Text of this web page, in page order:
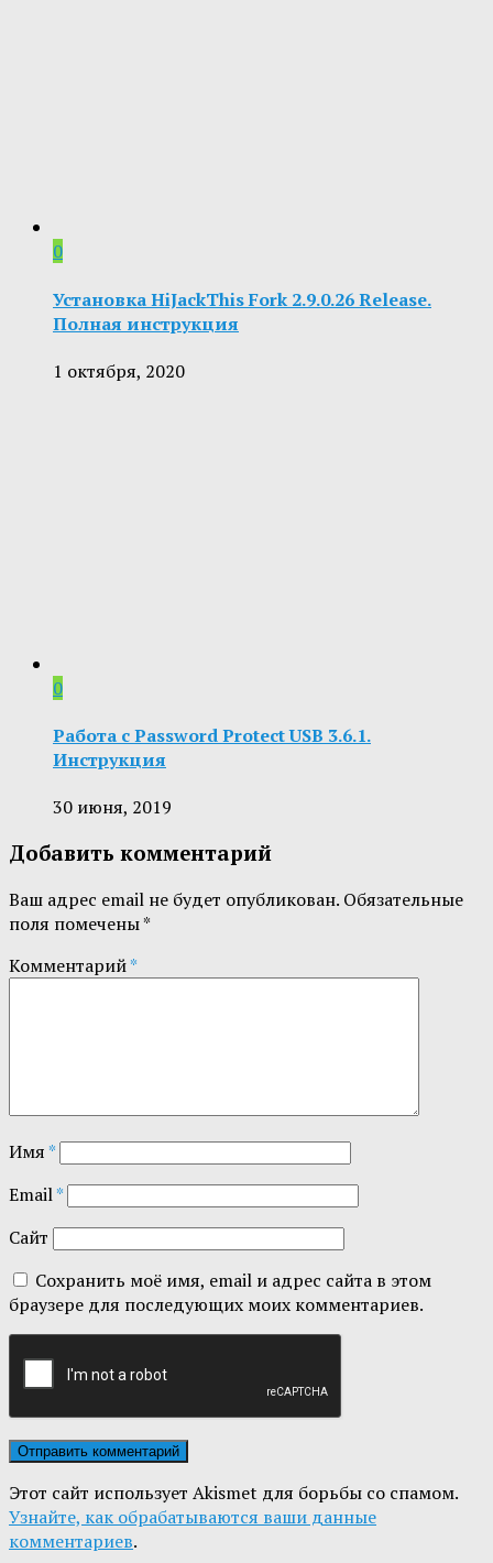
0
Установка HiJackThis Fork 2.9.0.26 Release.
Полная инструкция
1 октября, 2020
0
Работа с Password Protect USB 3.6.1.
Инструкция
30 июня, 2019
Добавить комментарий
Ваш адрес email не будет опубликован. Обязательные
поля помечены*
Комментарий*
Имя*
Email*
Сайт
Сохранить моё имя, email и адрес сайта в этом
браузере для последующих моих комментариев.
Этот сайт использует Akismet для борьбы со спамом.
Узнайте, как обрабатываются ваши данные
комментариев.